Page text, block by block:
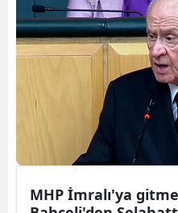
MHP İmralı'ya